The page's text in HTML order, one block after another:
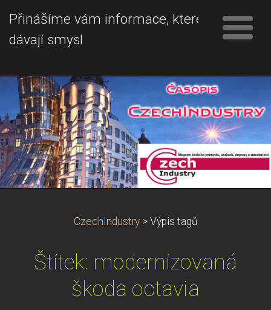
Přinášíme vám informace, které
dávají smysl
CzechIndustry > Výpis tagů
Štítek: modernizovaná
škoda octavia